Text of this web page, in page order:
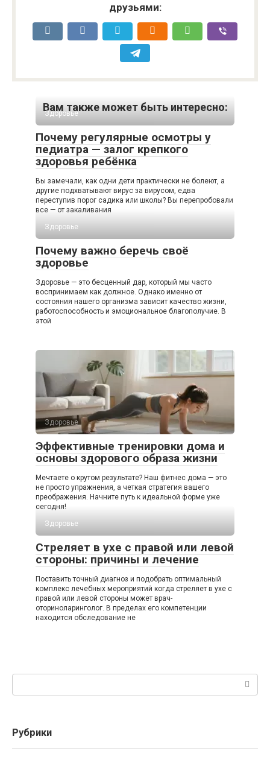
друзьями:
Вам также может быть интересно:
Здоровье
Почему регулярные осмотры у
педиатра — залог крепкого
здоровья ребёнка
Вы замечали, как одни дети практически не болеют, а
другие подхватывают вирус за вирусом, едва
переступив порог садика или школы? Вы перепробовали
все — от закаливания
Здоровье
Почему важно беречь своё
здоровье
Здоровье — это бесценный дар, который мы часто
воспринимаем как должное. Однако именно от
состояния нашего организма зависит качество жизни,
работоспособность и эмоциональное благополучие. В
этой
Здоровье
Эффективные тренировки дома и
основы здорового образа жизни
Мечтаете о крутом результате? Наш фитнес дома — это
не просто упражнения, а четкая стратегия вашего
преображения. Начните путь к идеальной форме уже
сегодня!
Здоровье
Стреляет в ухе с правой или левой
стороны: причины и лечение
Поставить точный диагноз и подобрать оптимальный
комплекс лечебных мероприятий когда стреляет в ухе с
правой или левой стороны может врач-
оториноларинголог. В пределах его компетенции
находится обследование не
Рубрики